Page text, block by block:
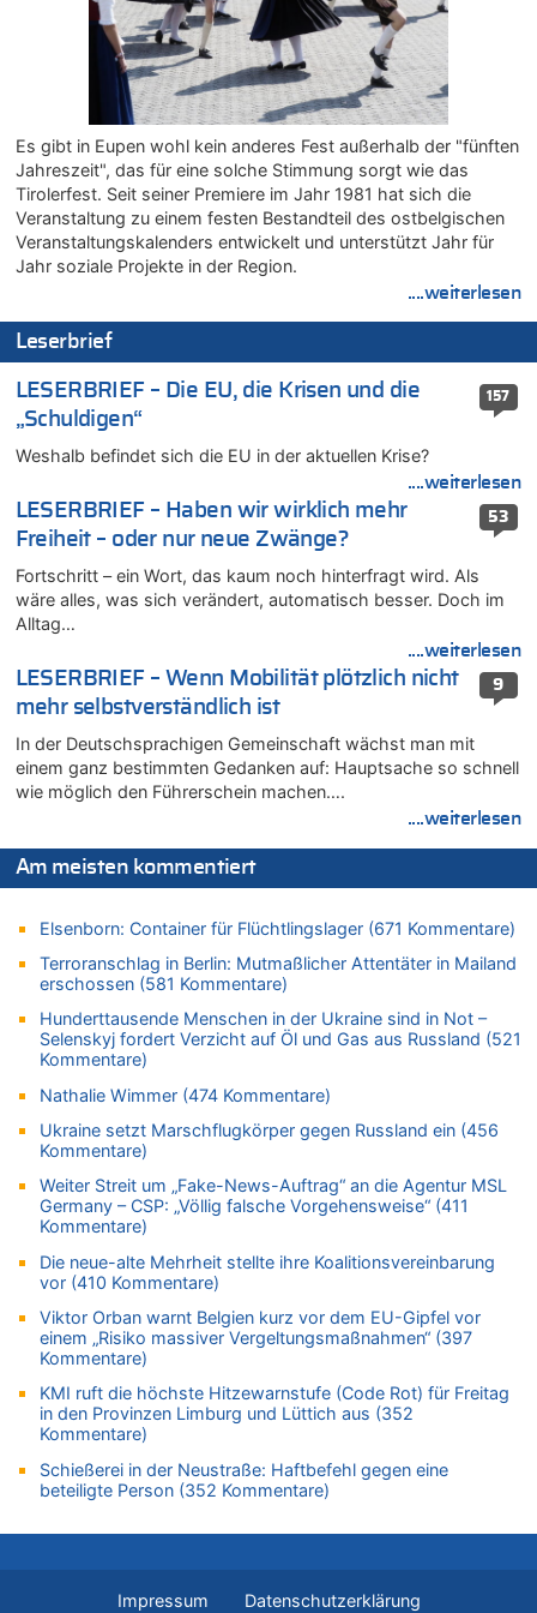
Leipzig, Mechernich und die Frage: Wer steckt hinter den
Drohnen mit Strengstoff? War es Russland?
08.08.2026 - 20:34 von Dax zu
Wasserstand des Rheins in NRW so niedrig wie noch nie
Leipzig, Mechernich und die Frage: Wer steckt hinter den
Drohnen mit Strengstoff? War es Russland?
08.08.2026 - 20:20 von Joseph Meyer zu
Leipzig, Mechernich und die Frage: Wer steckt hinter den
Drohnen mit Strengstoff? War es Russland?
Zwölf Jahre nach Aachener Bankraub: 70-Jähriger gefasst
08.08.2026 - 20:17 von Russentrolle zu
Leipzig, Mechernich und die Frage: Wer steckt hinter den
Drohnen mit Strengstoff? War es Russland?
08.08.2026 - 20:16 von Dax zu
Wasserstand des Rheins in NRW so niedrig wie noch nie
Zweite Hitzewelle in diesem Sommer ist jetzt amtlich
08.08.2026 - 20:09 von Dax zu
Zweite Hitzewelle in diesem Sommer ist jetzt amtlich
08.08.2026 - 20:06 von Dax zu
Zweite Hitzewelle in diesem Sommer ist jetzt amtlich
Leipzig, Mechernich und die Frage: Wer steckt hinter den
Drohnen mit Strengstoff? War es Russland?
08.08.2026 - 18:48 von Marcel Scholzen Eimerscheid zu
Leipzig, Mechernich und die Frage: Wer steckt hinter den
Drohnen mit Strengstoff? War es Russland?
Leipzig, Mechernich und die Frage: Wer steckt hinter den
Drohnen mit Strengstoff? War es Russland?
Leipzig, Mechernich und die Frage: Wer steckt hinter den
Drohnen mit Strengstoff? War es Russland?
08.08.2026 - 18:07 von Hubert F. zu
Belgier knackt Jackpot bei Lotterie EuroMillions und gewinnt
mehr als 111 Millionen €
08.08.2026 - 17:46 von Der Alte zu
Belgier knackt Jackpot bei Lotterie EuroMillions und gewinnt
08.08.2026 - 17:45 von Der Alte zu
08.08.2026 - 17:43 von Der Alte zu
Leipzig, Mechernich und die Frage: Wer steckt hinter den
Drohnen mit Strengstoff? War es Russland?
08.08.2026 - 17:16 von Bingo zu
Zweite Hitzewelle in diesem Sommer ist jetzt amtlich
08.08.2026 - 16:20 von Russentrolle zu
Leipzig, Mechernich und die Frage: Wer steckt hinter den
Drohnen mit Strengstoff? War es Russland?
08.08.2026 - 15:34 von JoKrings zu
Leipzig, Mechernich und die Frage: Wer steckt hinter den
Drohnen mit Strengstoff? War es Russland?
08.08.2026 - 15:32 von 5/11 zu
Drohnen mit Strengstoff? War es Russland?
Es gibt in Eupen wohl kein anderes Fest außerhalb der "fünften
Jahreszeit", das für eine solche Stimmung sorgt wie das
Tirolerfest. Seit seiner Premiere im Jahr 1981 hat sich die
Veranstaltung zu einem festen Bestandteil des ostbelgischen
Veranstaltungskalenders entwickelt und unterstützt Jahr für
Jahr soziale Projekte in der Region.
....weiterlesen
Leserbrief
157
LESERBRIEF – Die EU, die Krisen und die
„Schuldigen“
Weshalb befindet sich die EU in der aktuellen Krise?
....weiterlesen
53
LESERBRIEF – Haben wir wirklich mehr
Freiheit – oder nur neue Zwänge?
Fortschritt – ein Wort, das kaum noch hinterfragt wird. Als
wäre alles, was sich verändert, automatisch besser. Doch im
Alltag…
....weiterlesen
9
LESERBRIEF – Wenn Mobilität plötzlich nicht
mehr selbstverständlich ist
In der Deutschsprachigen Gemeinschaft wächst man mit
einem ganz bestimmten Gedanken auf: Hauptsache so schnell
wie möglich den Führerschein machen….
....weiterlesen
Am meisten kommentiert
Elsenborn: Container für Flüchtlingslager (671 Kommentare)
Terroranschlag in Berlin: Mutmaßlicher Attentäter in Mailand
erschossen (581 Kommentare)
Hunderttausende Menschen in der Ukraine sind in Not –
Selenskyj fordert Verzicht auf Öl und Gas aus Russland (521
Kommentare)
Nathalie Wimmer (474 Kommentare)
Ukraine setzt Marschflugkörper gegen Russland ein (456
Kommentare)
Weiter Streit um „Fake-News-Auftrag“ an die Agentur MSL
Germany – CSP: „Völlig falsche Vorgehensweise“ (411
Kommentare)
Die neue-alte Mehrheit stellte ihre Koalitionsvereinbarung
vor (410 Kommentare)
Viktor Orban warnt Belgien kurz vor dem EU-Gipfel vor
einem „Risiko massiver Vergeltungsmaßnahmen“ (397
Kommentare)
KMI ruft die höchste Hitzewarnstufe (Code Rot) für Freitag
in den Provinzen Limburg und Lüttich aus (352
Kommentare)
Schießerei in der Neustraße: Haftbefehl gegen eine
beteiligte Person (352 Kommentare)
Impressum Datenschutzerklärung